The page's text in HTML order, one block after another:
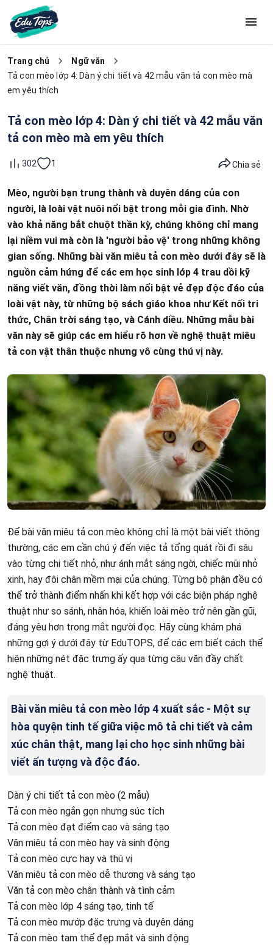
Trang chủ
Ngữ văn
Tả con mèo lớp 4: Dàn ý chi tiết và 42 mẫu văn tả con mèo mà
em yêu thích
Tả con mèo lớp 4: Dàn ý chi tiết và 42 mẫu văn
tả con mèo mà em yêu thích
302 1 Chia sẻ
Mèo, người bạn trung thành và duyên dáng của con
người, là loài vật nuôi nổi bật trong mỗi gia đình. Nhờ
vào khả năng bắt chuột thần kỳ, chúng không chỉ mang
lại niềm vui mà còn là 'người bảo vệ' trong những không
gian sống. Những bài văn miêu tả con mèo dưới đây sẽ là
nguồn cảm hứng để các em học sinh lớp 4 trau dồi kỹ
năng viết văn, đồng thời làm nổi bật vẻ đẹp độc đáo của
loài vật này, từ những bộ sách giáo khoa như Kết nối tri
thức, Chân trời sáng tạo, và Cánh diều. Những mẫu bài
văn này sẽ giúp các em hiểu rõ hơn về nghệ thuật miêu
tả con vật thân thuộc nhưng vô cùng thú vị này.
Để bài văn miêu tả con mèo không chỉ là một bài viết thông
thường, các em cần chú ý đến việc tả tổng quát rồi đi sâu
vào từng chi tiết nhỏ, như ánh mắt sáng ngời, chiếc mũi nhỏ
xinh, hay đôi chân mềm mại của chúng. Từng bộ phận đều có
thể trở thành điểm nhấn khi kết hợp với các biện pháp nghệ
thuật như so sánh, nhân hóa, khiến loài mèo trở nên gần gũi,
đáng yêu hơn trong mắt người đọc. Hãy cùng khám phá
những gợi ý dưới đây từ EduTOPS, để các em biết cách thể
hiện những nét đặc trưng ấy qua từng câu văn đầy chất
nghệ thuật.
Bài văn miêu tả con mèo lớp 4 xuất sắc - Một sự
hòa quyện tinh tế giữa việc mô tả chi tiết và cảm
xúc chân thật, mang lại cho học sinh những bài
viết ấn tượng và độc đáo.
Dàn ý chi tiết tả con mèo (2 mẫu)
Tả con mèo ngắn gọn nhưng súc tích
Tả con mèo đạt điểm cao và sáng tạo
Văn miêu tả con mèo hay và sinh động
Tả con mèo cực hay và thú vị
Văn miêu tả con mèo dễ thương và sáng tạo
Văn tả con mèo chân thành và tình cảm
Tả con mèo lớp 4 sáng tạo, tinh tế
Tả con mèo mướp đặc trưng và duyên dáng
Tả con mèo tam thể đẹp mắt và sinh động